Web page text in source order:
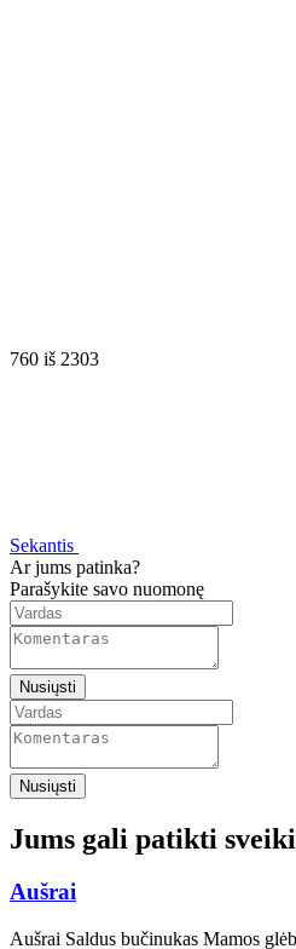
760 iš 2303
Sekantis
Ar jums patinka?
Parašykite savo nuomonę
Nusiųsti
Nusiųsti
Jums gali patikti
Aušrai
Aušrai Saldus bučinukas Mamos